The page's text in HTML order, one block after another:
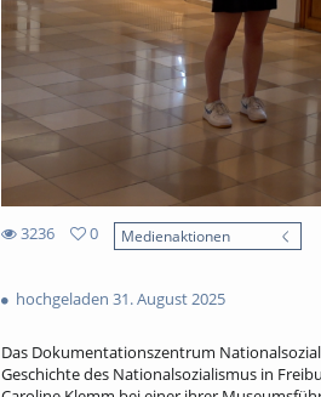
3236
views
0
Medienaktionen
hochgeladen 31. August 2025
Das Dokumentationszentrum
Geschichte des Nationalsozialismus in